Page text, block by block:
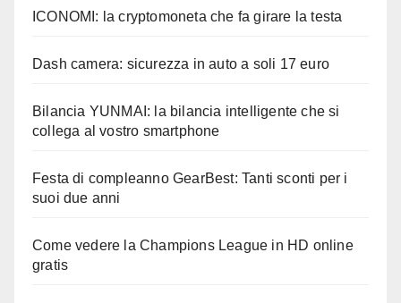
ICONOMI: la cryptomoneta che fa girare la testa
Dash camera: sicurezza in auto a soli 17 euro
Bilancia YUNMAI: la bilancia intelligente che si
collega al vostro smartphone
Festa di compleanno GearBest: Tanti sconti per i
suoi due anni
Come vedere la Champions League in HD online
gratis